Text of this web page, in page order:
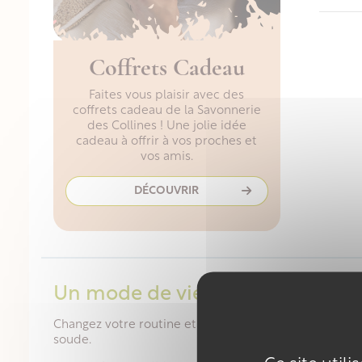
Coffrets Cadeau
Faites vous plaisir avec des
coffrets cadeau de la Savonnerie
des Collines ! Une jolie idée
cadeau à offrir à vos proches et
vos amis.
DÉCOUVRIR
Un mode de vie plus durable
Changez votre routine et adoptez notre savon
soude.